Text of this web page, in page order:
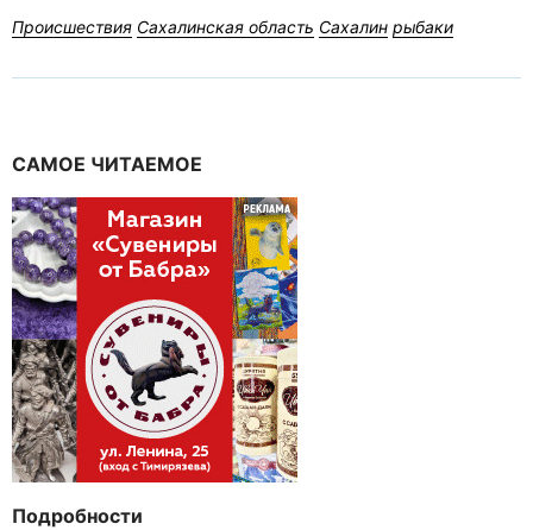
Происшествия Сахалинская область Сахалин рыбаки
САМОЕ ЧИТАЕМОЕ
Подробности